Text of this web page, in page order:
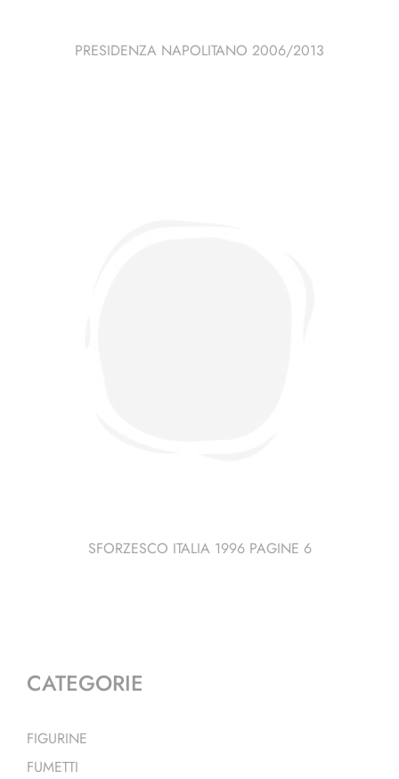
PRESIDENZA NAPOLITANO 2006/2013
SFORZESCO ITALIA 1996 PAGINE 6
CATEGORIE
FIGURINE
FUMETTI